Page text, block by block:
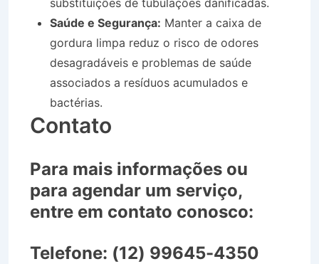
Saúde e Segurança: Manter a caixa de
gordura limpa reduz o risco de odores
desagradáveis e problemas de saúde
associados a resíduos acumulados e
bactérias.
Contato
Para mais informações ou
para agendar um serviço,
entre em contato conosco:
Telefone: (12) 99645-4350